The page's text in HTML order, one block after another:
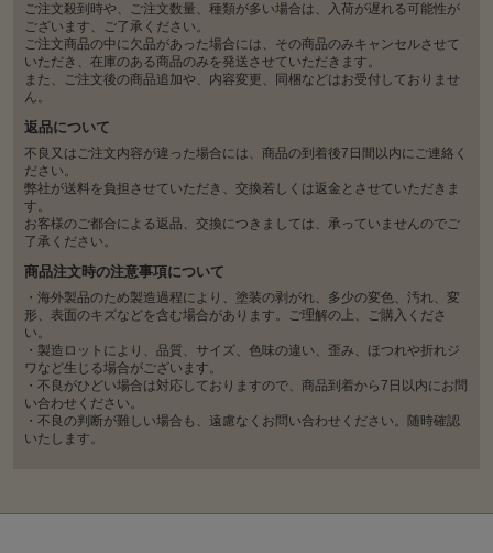
ご注文殺到時や、ご注文数量、種類が多い場合は、入荷が遅れる可能性が
ございます、ご了承ください。
ご注文商品の中に欠品があった場合には、その商品のみキャンセルさせて
いただき、在庫のある商品のみを発送させていただきます。
また、ご注文後の商品追加や、内容変更、同梱などはお受付しておりませ
ん。
返品について
不良又はご注文内容が違った場合には、商品の到着後7日間以内にご連絡く
ださい。
弊社が送料を負担させていただき、交換若しくは返金とさせていただきま
す。
お客様のご都合による返品、交換につきましては、承っていませんのでご
了承ください。
商品注文時の注意事項について
・海外製品のため製造過程により、塗装の剥がれ、多少の変色、汚れ、変
形、表面のキズなどを含む場合があります。ご理解の上、ご購入くださ
い。
・製造ロットにより、品質、サイズ、色味の違い、歪み、ほつれや折れジ
ワなど生じる場合がございます。
・不良がひどい場合は対応しておりますので、商品到着から7日以内にお問
い合わせください。
・不良の判断が難しい場合も、遠慮なくお問い合わせください。随時確認
いたします。